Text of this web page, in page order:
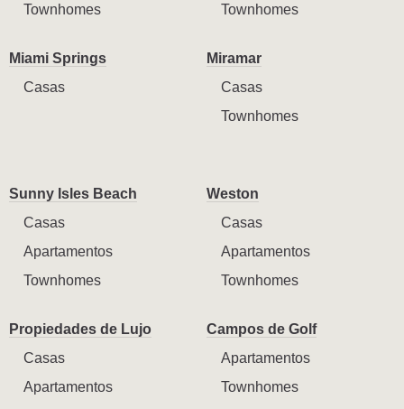
Townhomes
Townhomes
Miami Springs
Casas
Miramar
Casas
Townhomes
Sunny Isles Beach
Casas
Apartamentos
Townhomes
Weston
Casas
Apartamentos
Townhomes
Propiedades de Lujo
Casas
Apartamentos
Campos de Golf
Apartamentos
Townhomes